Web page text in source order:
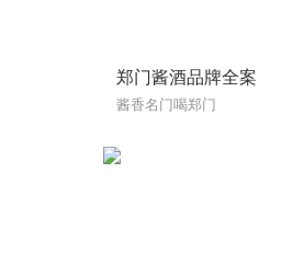
郑门酱酒品牌全案
酱香名门喝郑门